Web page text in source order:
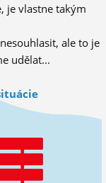
je vlastne takým
ale to je
udělat...